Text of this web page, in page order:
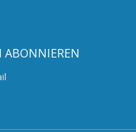
ABONNIEREN